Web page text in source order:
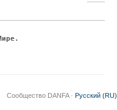
Сообщество DANFA · Русский (RU)